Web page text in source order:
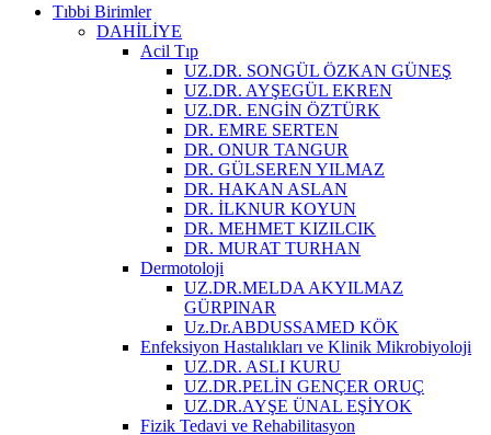
Tıbbi Birimler
DAHİLİYE
Acil Tıp
UZ.DR. SONGÜL ÖZKAN GÜNEŞ
UZ.DR. AYŞEGÜL EKREN
UZ.DR. ENGİN ÖZTÜRK
DR. EMRE SERTEN
DR. ONUR TANGUR
DR. GÜLSEREN YILMAZ
DR. HAKAN ASLAN
DR. İLKNUR KOYUN
DR. MEHMET KIZILCIK
DR. MURAT TURHAN
Dermotoloji
UZ.DR.MELDA AKYILMAZ
GÜRPINAR
Uz.Dr.ABDUSSAMED KÖK
Enfeksiyon Hastalıkları ve Klinik Mikrobiyoloji
UZ.DR. ASLI KURU
UZ.DR.PELİN GENÇER ORUÇ
UZ.DR.AYŞE ÜNAL EŞİYOK
Fizik Tedavi ve Rehabilitasyon